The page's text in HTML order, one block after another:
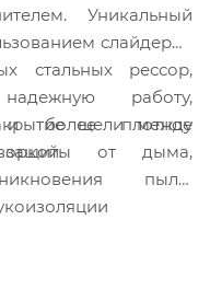
Уникальный
слайдеров
стальных рессор,
работу,
и более плотное
щели между
от дыма,
пыли,